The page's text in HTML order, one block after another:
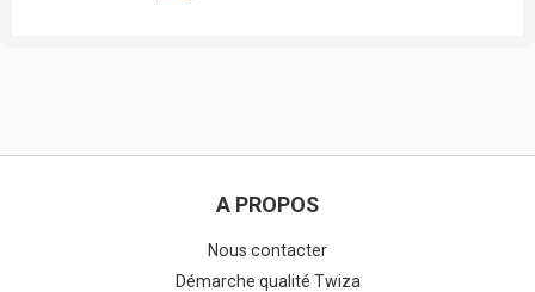
A PROPOS
Nous contacter
Démarche qualité Twiza